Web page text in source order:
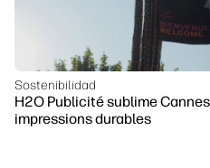
Sostenibilidad
H2O Publicité sublime
impressions durables